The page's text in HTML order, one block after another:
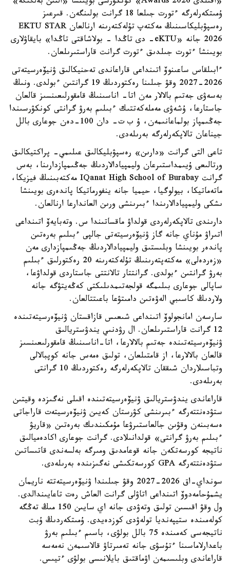
ۇمىتكەرلەرگە ءتورت جىلعا 18 گرانت بولىنگەن. قىرعىز
رەسپۋبليكاسىنىڭ مەكتەپ تۇلەكتەرىنە ارنالعان EKTU STAR
2026 جانە «eKTU- دى تاڭدا - بولاشاقتى تاڭدا» بايقاۋلارى
بويىنشا ءتورت جىلدىق ءتورت گرانت قاراستىرىلعان.
ءابىلقاس ساعىنوۆ اتىنداعى قاراعاندى تەحنيكالىق ۋنيۆەرسيتەتى
2026-2027 وقۋ جىلىنا رەكتوردىڭ 19 گرانتىن ءبولدى. ونىڭ
بەسەۋى جەتىم بالالار مەن اتا- اناسىنىڭ قامقورلىعىنسىز قالعان
جاستارعا، ۇشەۋى مەملەكەتتىك ءبىلىم بەرۋ گرانتى كونكۋرسىندا
جەڭىمپاز بولماعانىمەن، ۇ ب ت- دان 100-دەن جوعارى بالل
جيناعان تالاپكەرلەرگە بەرىلەدى.
تاعى التى گرانت «دارىن» رەسپۋبليكالىق عىلىمي- پراكتيكالىق
ورتالىعى ۇيىمداستىرعان وليمپيادالاردىڭ جەڭىمپازدارىنا، بەس
گرانت IQanat High School of Burabay مەكتەبىنىڭ فيزيكا،
ماتەماتيكا، بيولوگيا، حيميا جانە ينفورماتيكا پاندەرى بويىنشا
ىشكى وليمپيادالارىندا ءبىرىنشى ورىن العاندارعا ارنالعان.
دارىندى تالاپكەرلەردى قولداۋ ماقساتىندا س. وتەبايەۆ اتىنداعى
اتىراۋ مۇناي جانە گاز ۋنيۆەرسيتەتى جالپى ءبىلىم بەرەتىن
پاندەر بويىنشا وبلىستىق وليمپيادالاردىڭ جەڭىمپازدارى مەن
«زەردەلى» مەكتەپتەرىنىڭ تۇلەكتەرىنە 20 رەكتورلىق ءبىلىم
بەرۋ گرانتىن ءبولدى. گرانتتار تالانتتى جاستاردى قولداۋعا،
ساپالى جوعارى بىلىمگە قولجەتىمدىلىكتى كەڭەيتۋگە جانە
ولاردىڭ كاسىبي الەۋەتىن دامىتۋعا باعىتتالعان.
سارسەن امانجولوۆ اتىنداعى شىعىس قازاقستان ۋنيۆەرسيتەتىندە
12 گرانت قاراستىرىلعان. ال رۋدنىي يندۋستريالىق
ۋنيۆەرسيتەتىندە جەتىم بالالارعا، اتا-اناسىنىڭ قامقورلىعىنسىز
قالعان بالالارعا، از قامتىلعان، تولىق ەمەس جانە كوپبالالى
وتباسىلاردان شىققان تالاپكەرلەرگە رەكتوردىڭ 10 گرانتى
بەرىلەدى.
قاراعاندى يندۋستريالىق ۋنيۆەرسيتەتىندە اقىلى نەگىزدە وقيتىن
ستۋدەنتتەرگە ءبىرىنشى كۋرستان كەيىن ۋنيۆەرسيتەت قاراجاتى
ەسەبىنەن وقۋىن جالعاستىرۋعا مۇمكىندىك بەرەتىن «قاريۋ
ءبىلىم بەرۋ گرانتى» قولدانىلادى. گرانت جوعارى اكادەميالىق
ناتيجە كورسەتكەن جانە قوعامدىق ومىرگە بەلسەندى قاتىساتىن
ستۋدەنتتەرگە GPA كورسەتكىشى نەگىزىندە بەرىلەدى.
سونداي-اق 2026-2027 وقۋ جىلىندا ۋنيۆەرسيتەتتە ناريمان
يشمۇحامەدوۆ اتىنداعى اتاۋلى گرانت العاش رەت تاعايىندالدى.
ول وقۋ اقىسىن تولىق وتەۋدى جانە اي سايىن 150 مىڭ تەڭگە
كولەمىندە ستيپەنديا تولەۋدى كوزدەيدى. ۇمىتكەردىڭ ۇبت
ناتيجەسى كەمىندە 75 بالل بولۋى، باسىم ءبىلىم بەرۋ
باعدارلاماسىنا ءتۇسۋى جانە تەمىرتاۋ قالاسىمەن نەمەسە
قاراعاندى وبلىسىمەن اۋماقتىق بايلانىسى بولۋى ءتيىس.